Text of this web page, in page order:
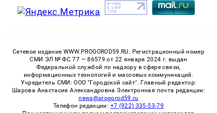
Сетевое издание WWW.PROGOROD59.RU. Регистрационный номер
СМИ ЭЛ № ФС 77 — 86579 от 22 января 2024 г. выдан
Федеральной службой по надзору в сфере связи,
информационных технологий и массовых коммуникаций.
Учредитель СМИ: ООО "Городской сайт". Главный редактор:
Шарова Анастасия Александровна Электронная почта редакции:
news@progorod59.ru
Телефон редакции: +7 (922) 335-53-79